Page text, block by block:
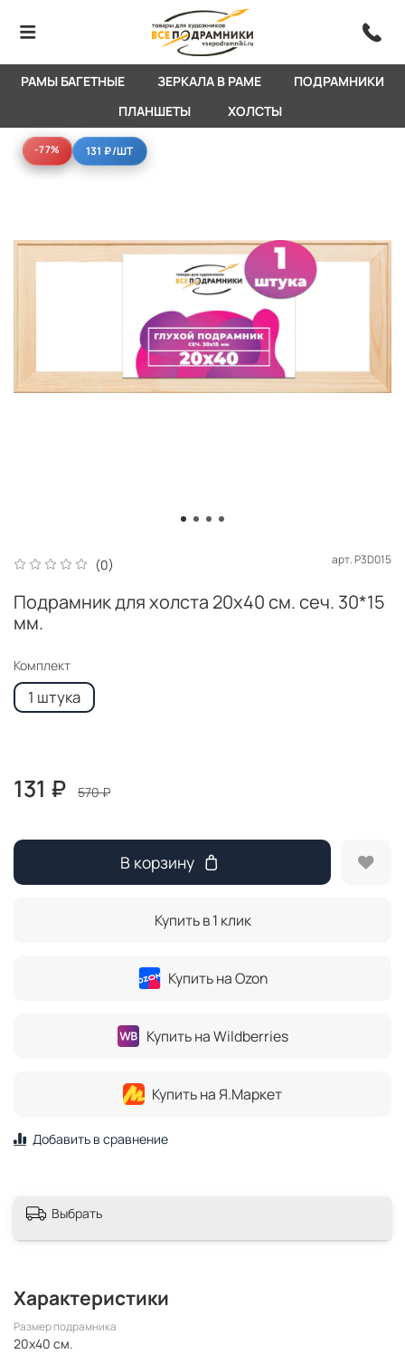
РАМЫ БАГЕТНЫЕ ЗЕРКАЛА В РАМЕ
ПОДРАМНИКИ
ПЛАНШЕТЫ
ХОЛСТЫ
-77%
-77% 131 ₽/ШТ
(0) арт.P3D015
Подрамник для холста 20x40 см. сеч. 30*15
мм.
Комплект
1 штука
131 ₽ 570 ₽
В корзину
Купить в 1 клик
Купить на Ozon
Купить на Wildberries
Купить на Я.Маркет
Добавить в сравнение
Выбрать
Характеристики
Размер подрамника
20x40 см.